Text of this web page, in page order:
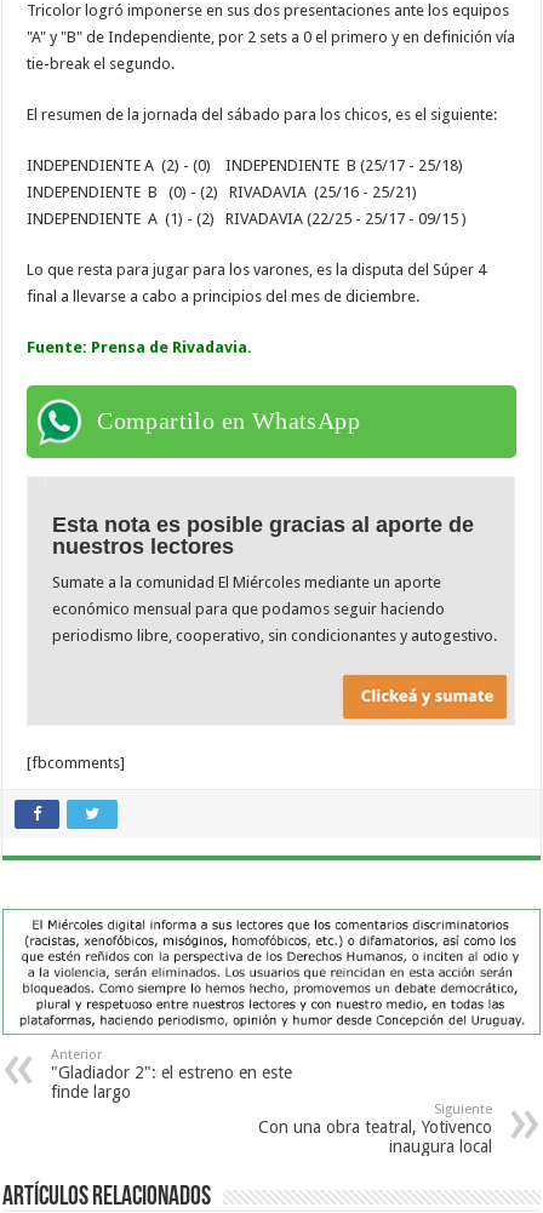
Tricolor logró imponerse en sus dos presentaciones ante los equipos
"A" y "B" de Independiente, por 2 sets a 0 el primero y en definición vía
tie-break el segundo.
El resumen de la jornada del sábado para los chicos, es el siguiente:
INDEPENDIENTE A (2) - (0) INDEPENDIENTE B (25/17 - 25/18)
INDEPENDIENTE B (0) - (2) RIVADAVIA (25/16 - 25/21)
INDEPENDIENTE A (1) - (2) RIVADAVIA (22/25 - 25/17 - 09/15 )
Lo que resta para jugar para los varones, es la disputa del Súper 4
final a llevarse a cabo a principios del mes de diciembre.
Fuente: Prensa de Rivadavia.
Compartilo en WhatsApp
Esta nota es posible gracias al aporte de
nuestros lectores
Sumate a la comunidad El Miércoles mediante un aporte
económico mensual para que podamos seguir haciendo
periodismo libre, cooperativo, sin condicionantes y autogestivo.
[fbcomments]
Anterior
"Gladiador 2": el estreno en este
finde largo
Siguiente
Con una obra teatral, Yotivenco
inaugura local
Artículos Relacionados